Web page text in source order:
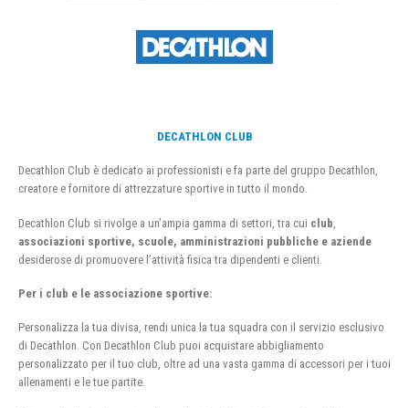
DECATHLON CLUB
Decathlon Club è dedicato ai professionisti e fa parte del gruppo Decathlon,
creatore e fornitore di attrezzature sportive in tutto il mondo.
Decathlon Club si rivolge a un’ampia gamma di settori, tra cui club
associazioni sportive, scuole, amministrazioni pubbliche e aziende
desiderose di promuovere l’attività fisica tra dipendenti e clienti.
Per i club e le associazione sportive:
Personalizza la tua divisa, rendi unica la tua squadra con il servizio esclusivo
di Decathlon. Con Decathlon Club puoi acquistare abbigliamento
personalizzato per il tuo club, oltre ad una vasta gamma di accessori per i tuoi
allenamenti e le tue partite.